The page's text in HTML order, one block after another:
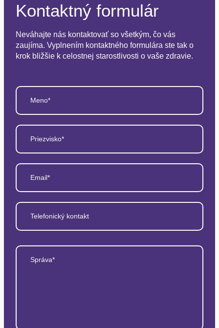
Kontaktný formulár
Neváhajte nás kontaktovať so všetkým, čo vás
zaujíma. Vyplnením kontaktného formulára ste tak o
krok bližšie k celostnej starostlivosti o vaše zdravie.
Meno*
Priezvisko*
Email*
Telefonický kontakt
Správa*